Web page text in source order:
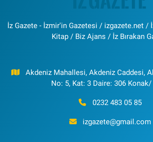
İz Gazete - İzmir'in Gazetesi / izgazete.net /
Kitap / Biz Ajans / İz Bırakan
Akdeniz Mahallesi, Akdeniz Caddesi,
No: 5, Kat: 3 Daire: 306
0232 483 05 85
izgazete@gmail.com